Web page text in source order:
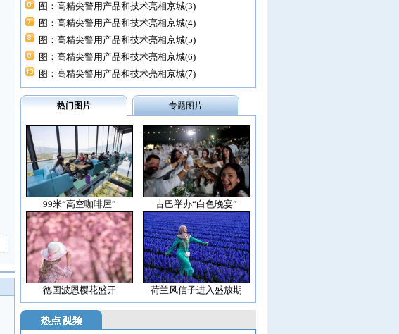
图：高精尖警用产品和技术亮相京城(3)
图：高精尖警用产品和技术亮相京城(4)
图：高精尖警用产品和技术亮相京城(5)
图：高精尖警用产品和技术亮相京城(6)
图：高精尖警用产品和技术亮相京城(7)
热门图片 专题图片
99米“高空咖啡屋” 古巴举办“白色晚宴”
德国波恩樱花盛开 荷兰风信子进入盛放期